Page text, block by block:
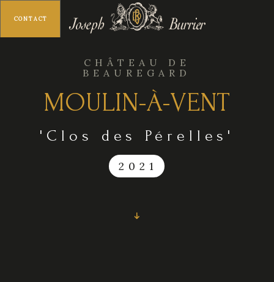
MENU
CONTACT
CHÂTEAU DE
BEAUREGARD
MOULIN-À-VENT
'Clos des Pérelles'
2021